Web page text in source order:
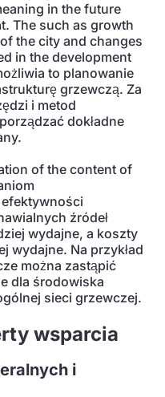
in the future
The such as growth
the city and changes
in the development
to planowanie
grzewczą. Za
i metod
dokładne
of the content of
źródeł
wydajne, a koszty
wydajne. Na przykład
można zastąpić
dla środowiska
sieci grzewczej.
wsparcia
i